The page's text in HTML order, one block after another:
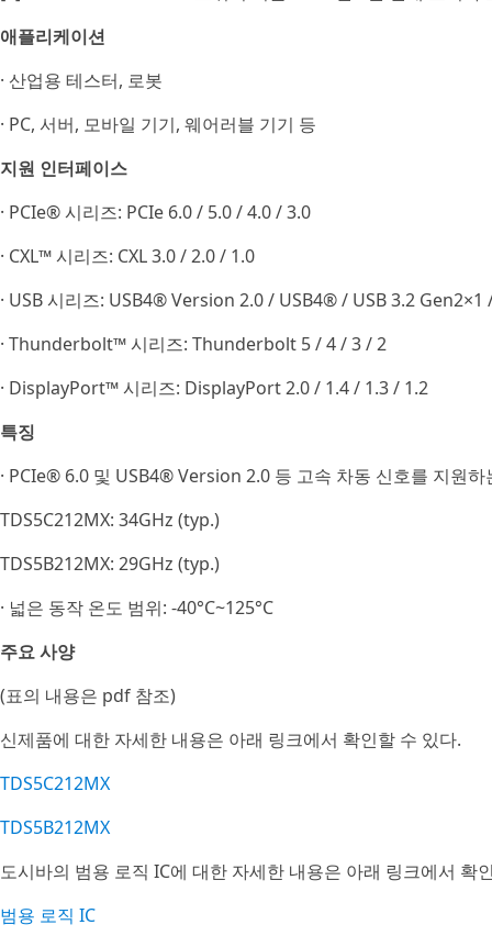
애플리케이션
· 산업용 테스터, 로봇
· PC, 서버, 모바일 기기, 웨어러블 기기 등
지원 인터페이스
· PCIe® 시리즈: PCIe 6.0 / 5.0 / 4.0 / 3.0
· CXL™ 시리즈: CXL 3.0 / 2.0 / 1.0
· USB 시리즈: USB4® Version 2.0 / USB4® / USB 3.2 Gen2×1
· Thunderbolt™ 시리즈: Thunderbolt 5 / 4 / 3 / 2
· DisplayPort™ 시리즈: DisplayPort 2.0 / 1.4 / 1.3 / 1.2
특징
· PCIe® 6.0 및 USB4® Version 2.0 등 고속 차동 신호를 지원
TDS5C212MX: 34GHz (typ.)
TDS5B212MX: 29GHz (typ.)
· 넓은 동작 온도 범위: -40°C~125°C
주요 사양
(표의 내용은 pdf 참조)
신제품에 대한 자세한 내용은 아래 링크에서 확인할 수 있다.
TDS5C212MX
TDS5B212MX
도시바의 범용 로직 IC에 대한 자세한 내용은 아래 링크에서 확
범용 로직 IC